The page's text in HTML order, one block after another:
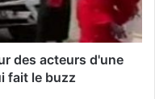
des acteurs d'une
fait le buzz